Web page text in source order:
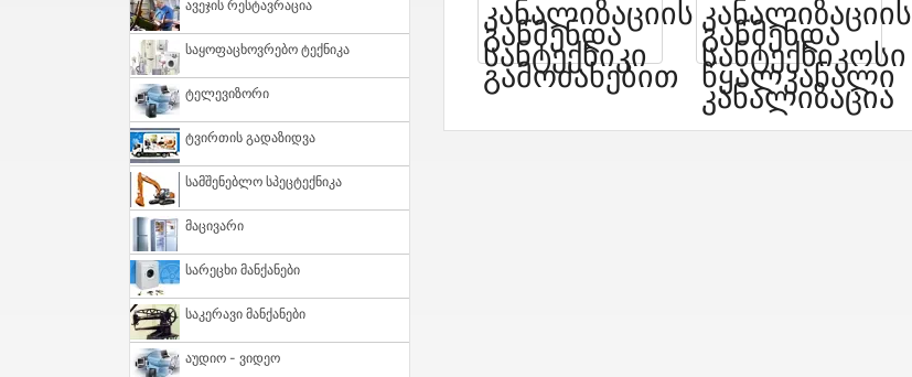
Კანალიზაციის
Გაწმენდა
Სანტექნიკი
Გამოძახებით
Კანალიზაციის
Გაწმენდა
Სანტექნიკოსი
Წყალკანალი
Კანალიზაცია
Ავეჯის Რესტავრაცია
Საყოფაცხოვრებო Ტექნიკა
Ტელევიზორი
Ტვირთის Გადაზიდვა
Სამშენებლო Სპეცტექნიკა
Მაცივარი
Სარეცხი Მანქანები
Საკერავი Მანქანები
Აუდიო - Ვიდეო